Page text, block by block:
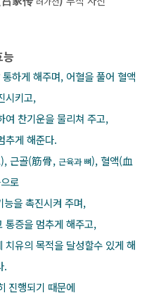
하게 해주며, 어혈을 풀어 혈액
시키고,
여 찬기운을 물리쳐 주고,
추게 해준다.
), 근골(筋骨, 근육과 뼈), 혈액(血
로
능을 촉진시켜 주며,
통증을 멈추게 해주고,
치유의 목적을 달성할수 있게 해
.
진행되기 때문에